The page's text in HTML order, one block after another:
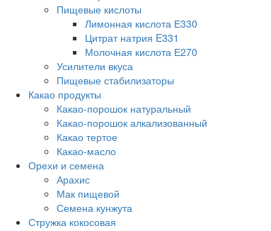
Пищевые кислоты
Лимонная кислота Е330
Цитрат натрия E331
Молочная кислота Е270
Усилители вкуса
Пищевые стабилизаторы
Какао продукты
Какао-порошок натуральный
Какао-порошок алкализованный
Какао тертое
Какао-масло
Орехи и семена
Арахис
Мак пищевой
Семена кунжута
Стружка кокосовая